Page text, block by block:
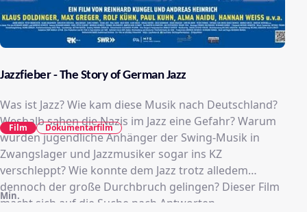
Jazzfieber - The Story of German Jazz
Was ist Jazz? Wie kam diese Musik nach Deutschland?
Weshalb sahen die Nazis im Jazz eine Gefahr? Warum
wurden jugendliche Anhänger der Swing-Musik in
Zwangslager und Jazzmusiker sogar ins KZ
verschleppt? Wie konnte dem Jazz trotz alledem
dennoch der große Durchbruch gelingen? Dieser Film
macht sich auf die Suche nach Antworten.
Min.
Film Dokumentarfilm